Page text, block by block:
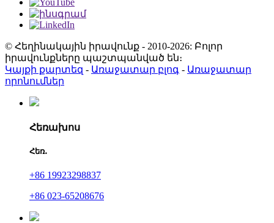
© Հեղինակային իրավունք - 2010-2026: Բոլոր
իրավունքները պաշտպանված են։
Կայքի քարտեզ - Առաջատար բլոգ - Առաջատար
որոնումներ
Հեռախոս
Հեռ․
+86 19923298837
+86 023-65208676